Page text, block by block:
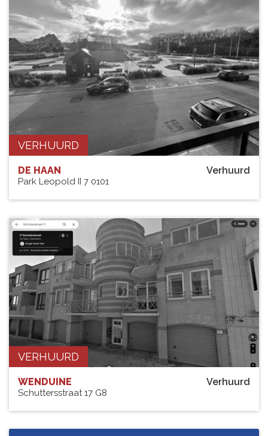
VERHUURD
Verhuurd
DE HAAN
Park Leopold II 7 0101
VERHUURD
Verhuurd
WENDUINE
Schuttersstraat 17 G8